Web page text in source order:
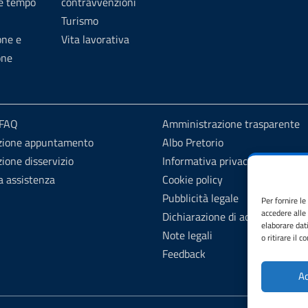
Per fornire
accedere
elaborare
o ritirare il
e
Turismo
Vita lavorativa
appuntamento
disservizio
assistenza
Amministrazione trasparente
Albo Pretorio
Informativa privacy
Cookie policy
Pubblicità legale
Dichiarazione di accessibilità
Note legali
Feedback